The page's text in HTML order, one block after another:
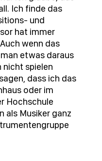
Ich finde das
und
hat immer
wenn das
etwas daraus
nicht spielen
dass ich das
oder im
Hochschule
als Musiker ganz